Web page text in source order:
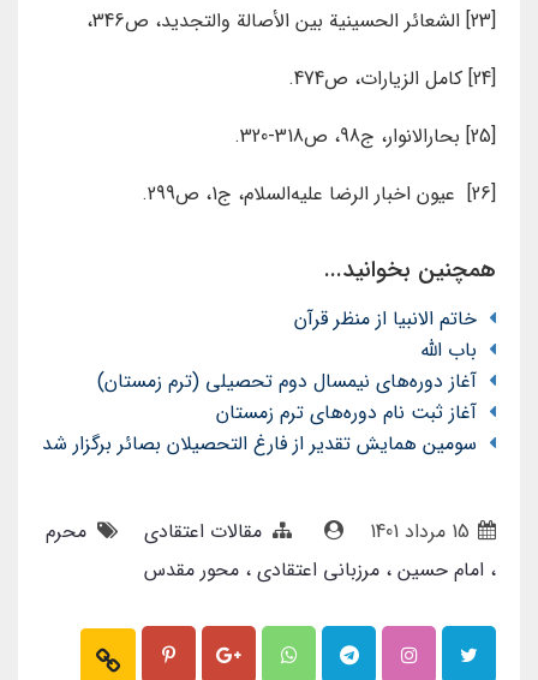
[23] الشعائر الحسينية بين الأصالة والتجديد، ص346،
[24] کامل الزیارات، ص474.
[25] بحارالانوار، ج98، ص318-320.
[26] عیون اخبار الرضا علیه‌السلام، ج1، ص299.
همچنین بخوانید...
خاتم الانبیا از منظر قرآن
باب الله
آغاز دوره‌های نیمسال دوم تحصیلی (ترم زمستان)
آغاز ثبت نام دوره‌های ترم زمستان
سومین همایش تقدیر از فارغ التحصیلان بصائر برگزار شد
مقالات اعتقادی
محرم
امام حسین مرزبانی اعتقادی محور مقدس